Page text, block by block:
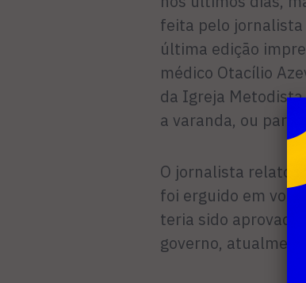
feita pelo
última edição
médico Otacílio
da Igreja
a varanda, ou parte
O jornalista relatou
foi erguido em
teria sido aprovada
governo,